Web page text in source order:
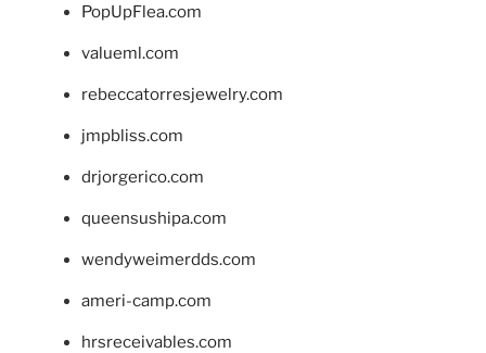
PopUpFlea.com
valueml.com
rebeccatorresjewelry.com
jmpbliss.com
drjorgerico.com
queensushipa.com
wendyweimerdds.com
ameri-camp.com
hrsreceivables.com